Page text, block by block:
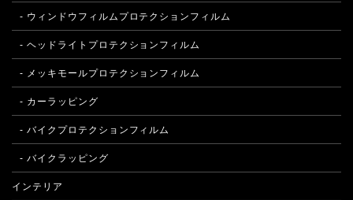
- ウィンドウフィルムプロテクションフィルム
- ヘッドライトプロテクションフィルム
- メッキモールプロテクションフィルム
- カーラッピング
- バイクプロテクションフィルム
- バイクラッピング
インテリア